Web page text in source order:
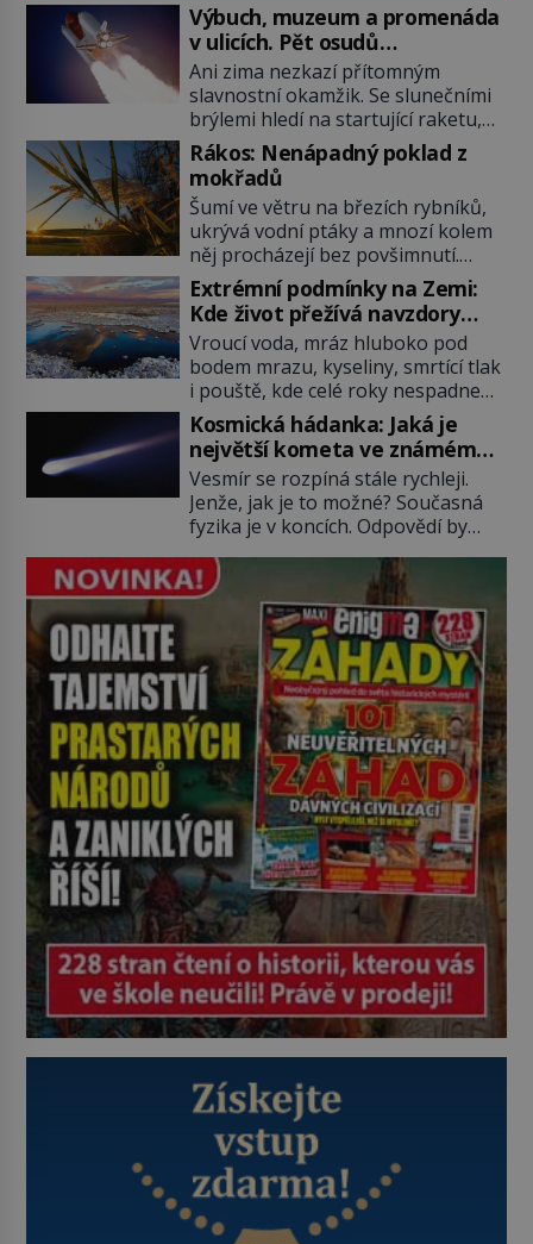
Výbuch, muzeum a promenáda
v ulicích. Pět osudů
nejslavnějších raketoplánů
Ani zima nezkazí přítomným
slavnostní okamžik. Se slunečními
brýlemi hledí na startující raketu,
která má do vesmíru vynést kromě
posádky také obyčejnou učitelku.
Po několika sekundách všem
ztuhnou úsměvy, stroj totiž
exploduje. Jejich konstrukce není
z levného kraje, daňové poplatníky
stojí miliardy dolarů. Na druhou
stranu zvládnou jen představitelné
věci. Na malé kousky Název:
Columbia První […]
Rákos: Nenápadný poklad z
mokřadů
Šumí ve větru na březích rybníků,
ukrývá vodní ptáky a mnozí kolem
něj procházejí bez povšimnutí.
Přesto právě rákos pomáhal stavět
domy, vyrábět lodě, zapisovat první
texty a inspiroval řadu pověstí.
Tato skromná, ale užitečná
rostlina provází člověka už tisíce
let. Většina lidí vnímá rákos jen jako
obyčejnou kulisu letního koupání.
Stačí se však podívat […]
Extrémní podmínky na Zemi:
Kde život přežívá navzdory
všemu
Vroucí voda, mráz hluboko pod
bodem mrazu, kyseliny, smrtící tlak
i pouště, kde celé roky nespadne
jediná kapka deště. Na první
pohled místa, kde nemůže
existovat vůbec nic. Přesto právě
tady vědci objevují organismy,
které posouvají hranice života.
Každý nový nález mění naše
představy o tom, co všechno
dokáže příroda a napovídá, kde
bychom jednou […]
Kosmická hádanka: Jaká je
největší kometa ve známém
vesmíru?
Vesmír se rozpíná stále rychleji.
Jenže, jak je to možné? Současná
fyzika je v koncích. Odpovědí by
energie. Právě na tu se zaměří
pozornost dvojice zkušených
astronomů. Namísto ní ale objeví
něco mnohem hmatatelnějšího.
Naprosto rekordní kometu!
Astronomové Pedro Bernardinelli a
Gary Bernstein mravenčí prací
zkoumají archivní snímky v rámci
Průzkumu temné energie […]